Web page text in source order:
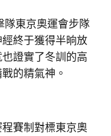
東京奧運會步隊
終于獲得半晌放
證實了冬訓的高
的精氣神。
賽制對標東京奧